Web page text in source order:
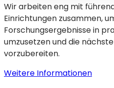
Wir arbeiten eng mit
Einrichtungen zusammen,
Forschungsergebnisse in
umzusetzen und die
vorzubereiten.
Weitere Informationen: